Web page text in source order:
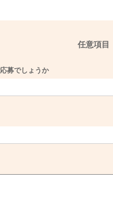
任意項目
募でしょうか